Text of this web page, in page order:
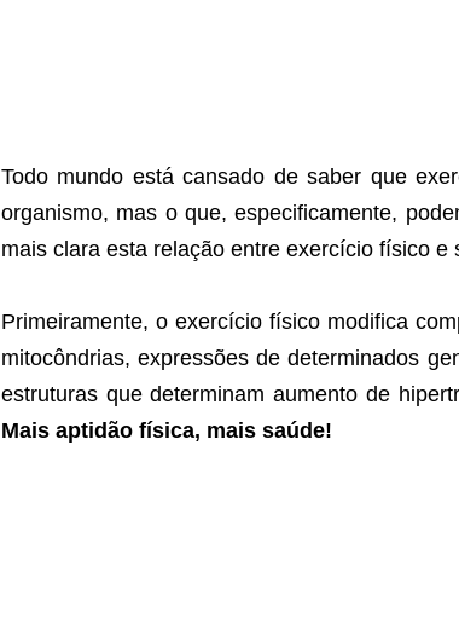
Todo mundo está cansado de saber que
organismo, mas o que, especificamente,
mais clara esta relação entre exercício físico e
Primeiramente, o exercício físico modifica
mitocôndrias, expressões de determinados
estruturas que determinam aumento de
Mais aptidão física, mais saúde!